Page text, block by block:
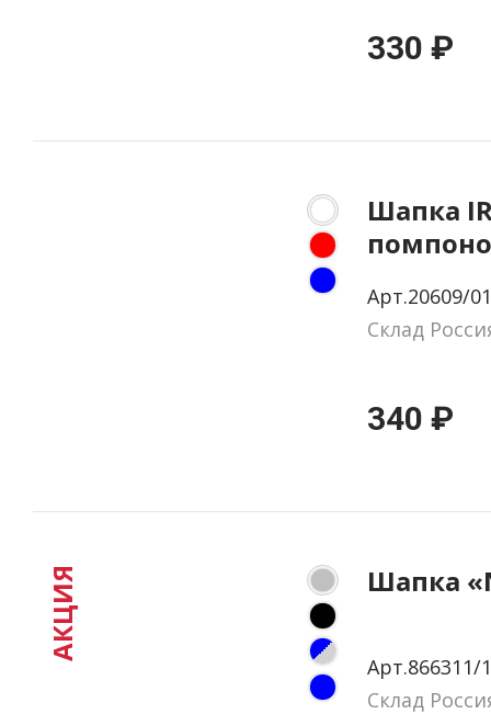
330 ₽
Шапка
Арт.20609/
Склад
340 ₽
Шапка
Арт.866311/
Склад
АКЦИЯ